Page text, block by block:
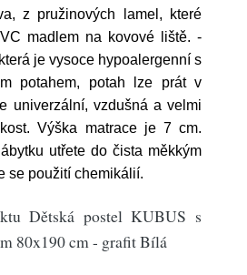
z pružinových lamel, které
madlem na kovové liště. -
je vysoce hypoalergenní s
potahem, potah lze prát v
univerzální, vzdušná a velmi
Výška matrace je 7 cm.
utřete do čista měkkým
se použití chemikálií.
Dětská postel KUBUS s
80x190 cm - grafit Bílá